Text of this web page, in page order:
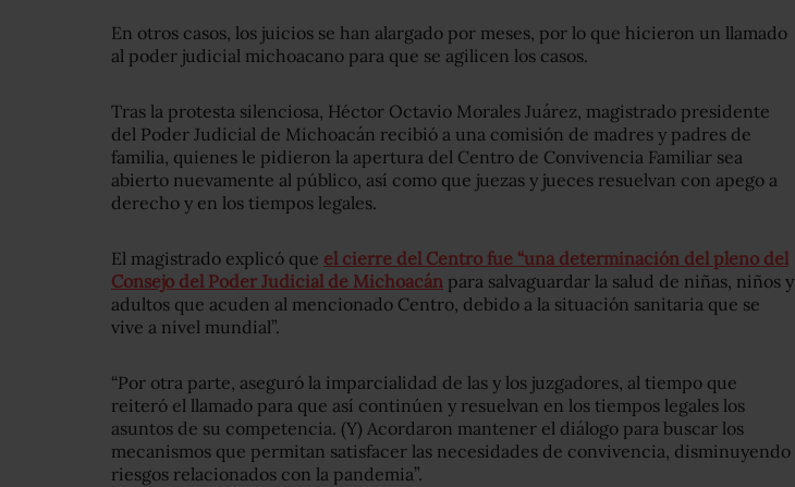
En otros casos, los juicios se han alargado por meses, por lo que hicieron un llamado
al poder judicial michoacano para que se agilicen los casos.
Tras la protesta silenciosa, Héctor Octavio Morales Juárez, magistrado presidente
del Poder Judicial de Michoacán recibió a una comisión de madres y padres de
familia, quienes le pidieron la apertura del Centro de Convivencia Familiar sea
abierto nuevamente al público, así como que juezas y jueces resuelvan con apego a
derecho y en los tiempos legales.
El magistrado explicó que el cierre del Centro fue “una determinación del pleno del
Consejo del Poder Judicial de Michoacán para salvaguardar la salud de niñas, niños y
adultos que acuden al mencionado Centro, debido a la situación sanitaria que se
vive a nivel mundial”.
“Por otra parte, aseguró la imparcialidad de las y los juzgadores, al tiempo que
reiteró el llamado para que así continúen y resuelvan en los tiempos legales los
asuntos de su competencia. (Y) Acordaron mantener el diálogo para buscar los
mecanismos que permitan satisfacer las necesidades de convivencia, disminuyendo
riesgos relacionados con la pandemia”.